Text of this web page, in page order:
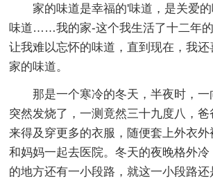
家的味道是幸福的'味道，是关爱
味道……我的家-这个我生活了十二年
让我难以忘怀的味道，直到现在，我
家的味道。
那是一个寒冷的冬天，半夜时，
突然发烧了，一测竟然三十九度八，
来得及穿更多的衣服，随便套上外衣外
和妈妈一起去医院。冬天的夜晚格外
的地方还有一小段路，就这一小段路还